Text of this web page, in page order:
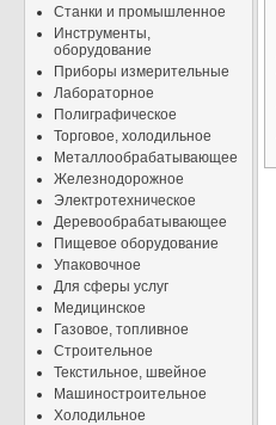
Станки и промышленное
Инструменты,
оборудование
Приборы измерительные
Лабораторное
Полиграфическое
Торговое, холодильное
Металлообрабатывающее
Железнодорожное
Электротехническое
Деревообрабатывающее
Пищевое оборудование
Упаковочное
Для сферы услуг
Медицинское
Газовое, топливное
Строительное
Текстильное, швейное
Машиностроительное
Холодильное